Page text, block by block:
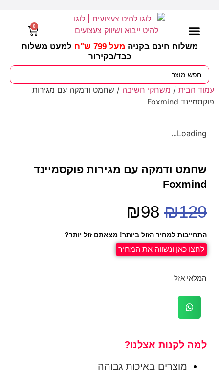
משלוח חינם בקניה מעל 799 ש"ח
למעט משלוח
כבד/בקירור
0
עמוד הבית / משחקי חשיבה / שחמט ודמקה עם מגירות
פוקסמיינד Foxmind
Loading...
שחמט ודמקה עם מגירות פוקסמיינד
Foxmind
₪129
₪98
התחייבות למחיר הזול ביותר! מצאתם זול יותר?
לחצו כאן ונשווה את המחיר
המלאי אזל
למה לקנות אצלנו?
מוצרים באיכות גבוהה